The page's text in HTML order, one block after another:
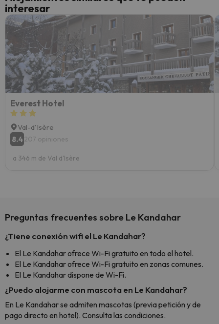
yo.
interesar
Everest Hotel
Val-d'Isère
8.4207 opiniones
a 346 m de Val d'Isère
Preguntas frecuentes sobre Le Kandahar
¿Tiene conexión wifi el Le Kandahar?
El Le Kandahar ofrece Wi-Fi gratuito en todo el hotel.
El Le Kandahar ofrece Wi-Fi gratuito en zonas comunes.
El Le Kandahar dispone de Wi-Fi.
¿Puedo alojarme con mascota en Le Kandahar?
En Le Kandahar se admiten mascotas (previa petición y de
pago directo en hotel). Consulta las condiciones.